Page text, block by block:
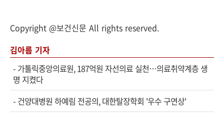
Copyright @보건신문 All rights reserved.
김아름 기자
- 가톨릭중앙의료원, 187억원 자선의료 실천…의료취약계층 생
명 지켰다
- 건양대병원 하예림 전공의, 대한탈장학회 '우수 구연상'